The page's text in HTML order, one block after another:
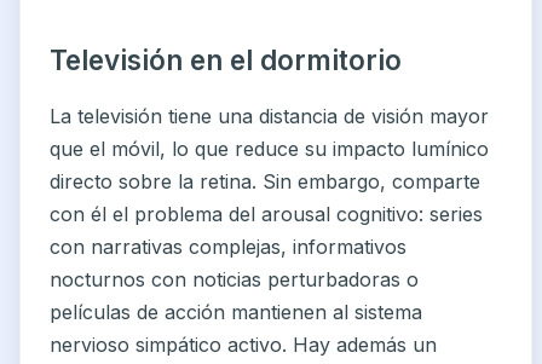
Televisión en el dormitorio
La televisión tiene una distancia de visión mayor
que el móvil, lo que reduce su impacto lumínico
directo sobre la retina. Sin embargo, comparte
con él el problema del arousal cognitivo: series
con narrativas complejas, informativos
nocturnos con noticias perturbadoras o
películas de acción mantienen al sistema
nervioso simpático activo. Hay además un